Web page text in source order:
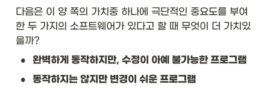
다음은 이 양 쪽의 가치중 하나에 극단적인 중요도를 부여
한 두 가지의 소프트웨어가 있다고 할 때 무엇이 더 가치있
을까?
• 완벽하게 동작하지만, 수정이 아예 불가능한 프로그램
• 동작하지는 않지만 변경이 쉬운 프로그램